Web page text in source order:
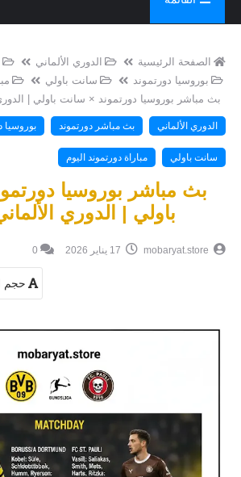
الصفحة الرئيسية الدوري الألماني
بوروسيا دورتموند
سانت باولي
بث مباشر بوروسيا دورتموند × سانت باولي | الدوري
الدوري الألماني بث مباشر دورتموند بوروسيا
سانت باولي مباراة دورتموند اليوم
بث مباشر بوروسيا
باولي | الدوري الألماني
mobaryat.store
0
حجم